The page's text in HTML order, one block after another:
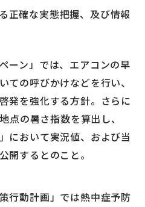
正確な実態把握、及び情報
ーン」では、エアコンの早
ての呼びかけなどを行い、
発を強化する方針。さらに
点の暑さ指数を算出し、
において実況値、および当
開するとのこと。
行動計画」では熱中症予防